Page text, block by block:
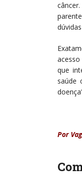
que
saúde
Por